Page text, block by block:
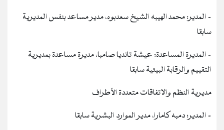
- المدير: محمد الهيبه الشيخ سعدبوه، مدير مساعد بنفس المديرية
سابقا
- المديرة المساعدة: عيشة تانديا صامبا، مديرة مساعدة بمديرية
التقييم والرقابة البيئية سابقا
مديرية النظم والاتفاقات متعددة الأطراف
- المدير: دمبه كامارا، مدير الموارد البشرية سابقا